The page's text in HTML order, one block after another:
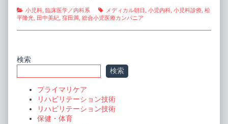
Categories
小児科, 臨床医学／内科系 Tags
メディカル朝日 , 小児内科, 小児科診療, 松
平隆光, 田中美紀, 窪田満, 総合小児医療カンパニア
Primary
Sidebar
検索
検索
プライマリケア
リハビリテーション技術
リハビリテーション技術
保健・体育